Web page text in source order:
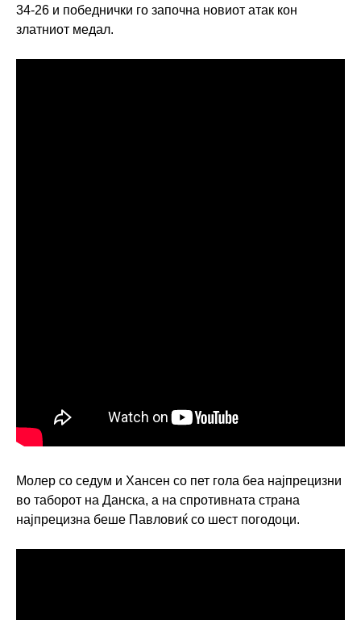
34-26 и победнички го започна новиот атак кон
златниот медал.
Молер со седум и Хансен со пет гола беа најпрецизни
во таборот на Данска, а на спротивната страна
најпрецизна беше Павловиќ со шест погодоци.